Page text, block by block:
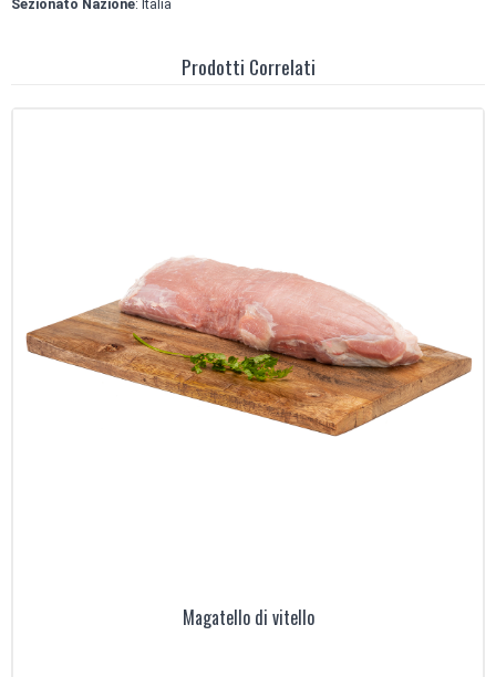
Sezionato Nazione: Italia
Prodotti Correlati
Magatello di vitello